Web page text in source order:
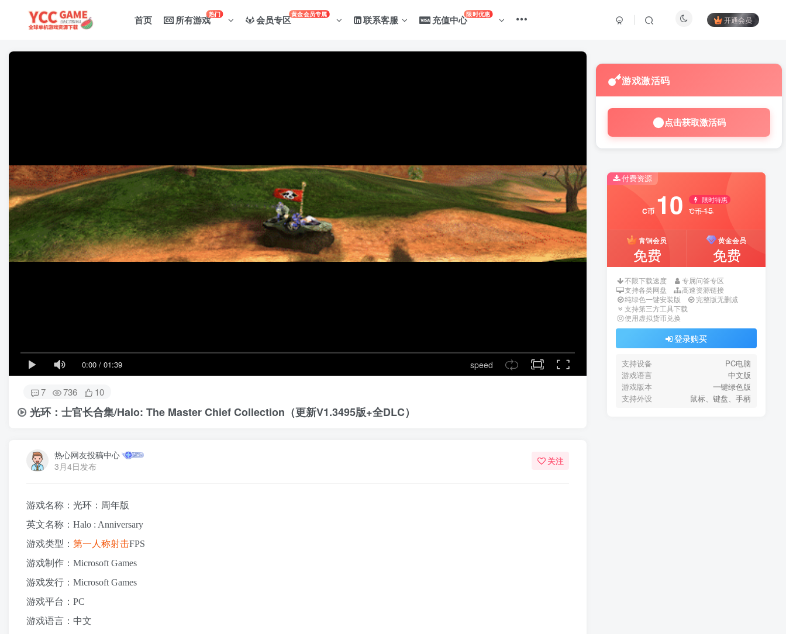
首页 所有游戏热门 会员专区黄金会员专属 联系客服 充值中心限时优惠
开通会员
0:00 / 01:39 speed
7 736 10
光环：士官长合集/Halo: The Master Chief Collection （更新V1.3495版+全DLC）
热心网友投稿中心
3月4日发布
关注
游戏名称：光环：周年版
英文名称：Halo : Anniversary
游戏类型： 第一人称射击FPS
游戏制作：Microsoft Games
游戏发行：Microsoft Games
游戏平台：PC
游戏语言：中文
游戏激活码
点击获取激活码
付费资源
C币 10 限时特惠
C币15
青铜会员
免费
黄金会员
免费
不限下载速度
专属问答专区
支持各类网盘
高速资源链接
纯绿色一键安装版
完整版无删减
支持第三方工具下载
使用虚拟货币兑换
登录购买
支持设备
PC电脑
游戏语言
中文版
游戏版本
一键绿色版
支持外设
鼠标、键盘、手柄